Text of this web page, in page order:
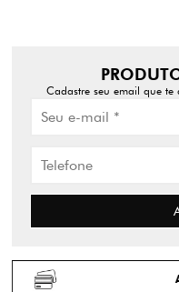
Cadastre seu email que te